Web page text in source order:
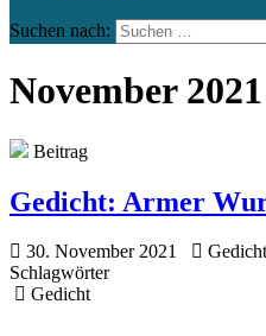
Suchen nach:
November 2021
Beitrag
Gedicht: Armer
30. November 2021
Schlagwörter
Gedicht